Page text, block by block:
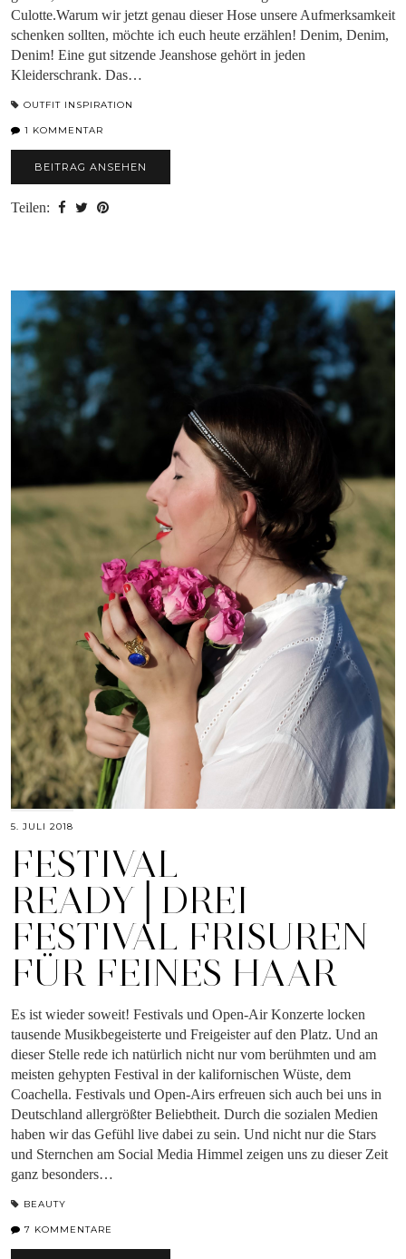
Culotte.Warum wir jetzt genau dieser Hose unsere Aufmerksamkeit
schenken sollten, möchte ich euch heute erzählen! Denim, Denim,
Denim! Eine gut sitzende Jeanshose gehört in jeden
Kleiderschrank. Das…
OUTFIT INSPIRATION
1 KOMMENTAR
BEITRAG ANSEHEN
Teilen:
5. JULI 2018
FESTIVAL
READY│DREI
FESTIVAL FRISUREN
FÜR FEINES HAAR
Es ist wieder soweit! Festivals und Open-Air Konzerte locken
tausende Musikbegeisterte und Freigeister auf den Platz. Und an
dieser Stelle rede ich natürlich nicht nur vom berühmten und am
meisten gehypten Festival in der kalifornischen Wüste, dem
Coachella. Festivals und Open-Airs erfreuen sich auch bei uns in
Deutschland allergrößter Beliebtheit. Durch die sozialen Medien
haben wir das Gefühl live dabei zu sein. Und nicht nur die Stars
und Sternchen am Social Media Himmel zeigen uns zu dieser Zeit
ganz besonders…
BEAUTY
7 KOMMENTARE